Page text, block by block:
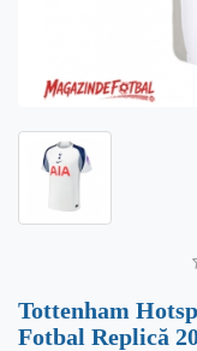
Tottenham
Fotbal Replică